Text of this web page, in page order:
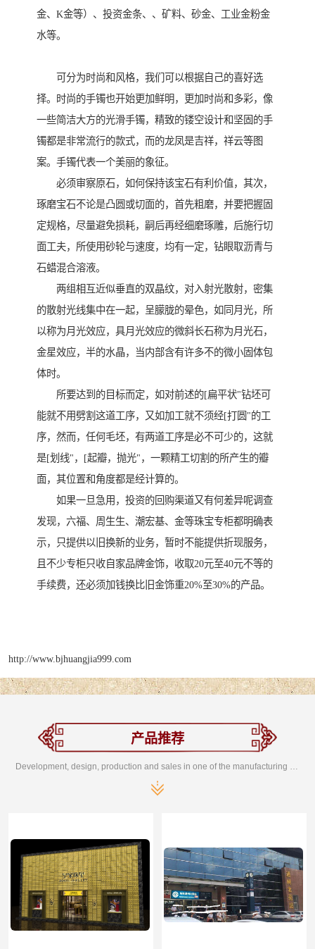
金、K金等）、投资金条、、矿料、砂金、工业金粉金
水等。
可分为时尚和风格，我们可以根据自己的喜好选
择。时尚的手镯也开始更加鲜明，更加时尚和多彩，像
一些简洁大方的光滑手镯，精致的镂空设计和坚固的手
镯都是非常流行的款式，而的龙凤是吉祥，祥云等图
案。手镯代表一个美丽的象征。
必须审察原石，如何保持该宝石有利价值，其次，
琢磨宝石不论是凸圆或切面的，首先粗磨，并要把握固
定规格，尽量避免损耗，嗣后再经细磨琢雕，后施行切
面工夫，所使用砂轮与速度，均有一定，钻眼取沥青与
石蜡混合溶液。
两组相互近似垂直的双晶纹，对入射光散射，密集
的散射光线集中在一起，呈朦胧的晕色，如同月光，所
以称为月光效应，具月光效应的微斜长石称为月光石，
金星效应，半的水晶，当内部含有许多不的微小固体包
体时。
所要达到的目标而定，如对前述的[扁平状"钻坯可
能就不用劈割这道工序，又如加工就不须经[打圆"的工
序，然而，任何毛坯，有两道工序是必不可少的，这就
是[划线"，[起瓣，抛光"，一颗精工切割的所产生的瓣
面，其位置和角度都是经计算的。
如果一旦急用，投资的回购渠道又有何差异呢调查
发现，六福、周生生、潮宏基、金等珠宝专柜都明确表
示，只提供以旧换新的业务，暂时不能提供折现服务，
且不少专柜只收自家品牌金饰，收取20元至40元不等的
手续费，还必须加钱换比旧金饰重20%至30%的产品。
http://www.bjhuangjia999.com
产品推荐